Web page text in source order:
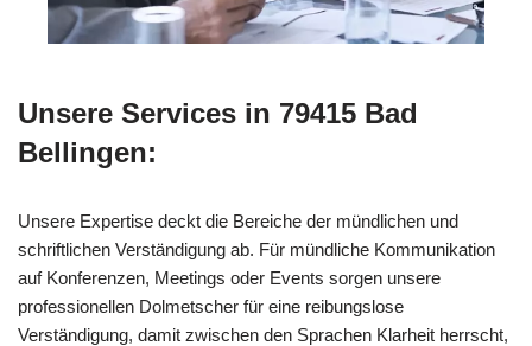
Unsere Services in 79415 Bad
Bellingen:
Unsere Expertise deckt die Bereiche der mündlichen und
schriftlichen Verständigung ab. Für mündliche Kommunikation
auf Konferenzen, Meetings oder Events sorgen unsere
professionellen Dolmetscher für eine reibungslose
Verständigung, damit zwischen den Sprachen Klarheit herrscht,